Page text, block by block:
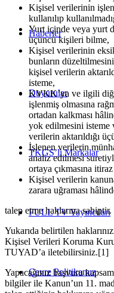
Haberler
Duyurular
TKGS’li Markalar
FULL TV Yayıncıları
Çevre Politikamız
Kişisel verilerinin
kullanılıp
Yurt içinde veya yurt
üçüncü kişileri bilme,
Kişisel verilerinin
bunların
kişisel verilerin
isteme,
KVKK’ya ve ilgili
işlenmiş olmasına
ortadan kalkması
yok edilmesini isteme
verilerin aktarıldığı
İşlenen verilerin
analiz edilmesi
ortaya çıkmasına
Kişisel verilerin
zarara uğraması
talep etme haklarına sahiptir.
Yukarıda belirtilen
Kişisel Verileri Koruma
TUYAD’a iletebilirsiniz.[1]
Yapacağınız başvuru
bilgiler ile Kanun’un 11.